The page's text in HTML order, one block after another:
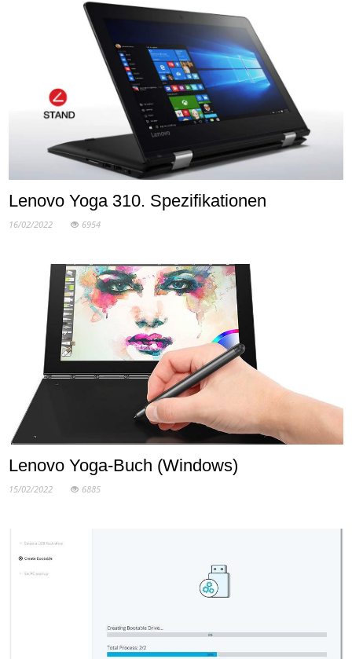
Lenovo Yoga 310. Spezifikationen
16/02/2022 6954
Lenovo Yoga-Buch (Windows)
15/02/2022 6885